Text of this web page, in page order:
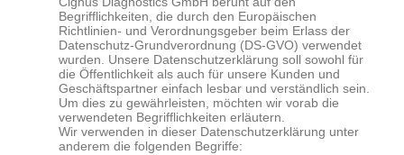
Begrifflichkeiten, die durch den Europäischen
Richtlinien- und Verordnungsgeber beim Erlass der
Datenschutz-Grundverordnung (DS-GVO) verwendet
wurden. Unsere Datenschutzerklärung soll sowohl für
die Öffentlichkeit als auch für unsere Kunden und
Geschäftspartner einfach lesbar und verständlich sein.
Um dies zu gewährleisten, möchten wir vorab die
verwendeten Begrifflichkeiten erläutern.
Wir verwenden in dieser Datenschutzerklärung unter
anderem die folgenden Begriffe: